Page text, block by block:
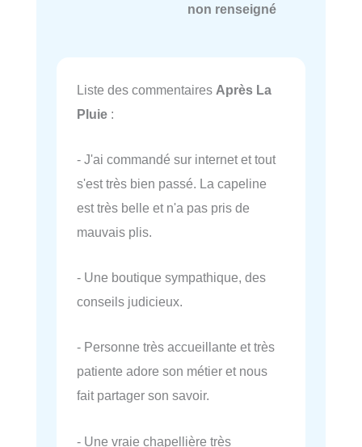
non renseigné
Liste des commentaires Après La
Pluie :
- J'ai commandé sur internet et tout
s'est très bien passé. La capeline
est très belle et n'a pas pris de
mauvais plis.
- Une boutique sympathique, des
conseils judicieux.
- Personne très accueillante et très
patiente adore son métier et nous
fait partager son savoir.
- Une vraie chapellière très